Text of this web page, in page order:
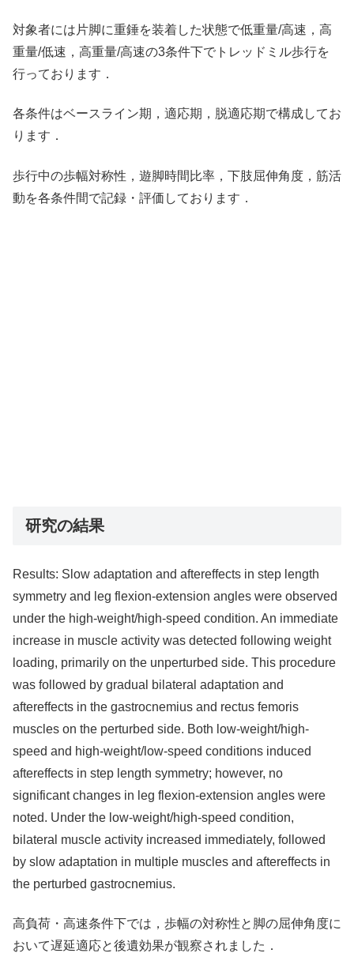
対象者には片脚に重錘を装着した状態で低重量/高速，高
重量/低速，高重量/高速の3条件下でトレッドミル歩行を
行っております．
各条件はベースライン期，適応期，脱適応期で構成してお
ります．
歩行中の歩幅対称性，遊脚時間比率，下肢屈伸角度，筋活
動を各条件間で記録・評価しております．
研究の結果
Results: Slow adaptation and aftereffects in step length
symmetry and leg flexion-extension angles were observed
under the high-weight/high-speed condition. An immediate
increase in muscle activity was detected following weight
loading, primarily on the unperturbed side. This procedure
was followed by gradual bilateral adaptation and
aftereffects in the gastrocnemius and rectus femoris
muscles on the perturbed side. Both low-weight/high-
speed and high-weight/low-speed conditions induced
aftereffects in step length symmetry; however, no
significant changes in leg flexion-extension angles were
noted. Under the low-weight/high-speed condition,
bilateral muscle activity increased immediately, followed
by slow adaptation in multiple muscles and aftereffects in
the perturbed gastrocnemius.
高負荷・高速条件下では，歩幅の対称性と脚の屈伸角度に
おいて遅延適応と後遺効果が観察されました．